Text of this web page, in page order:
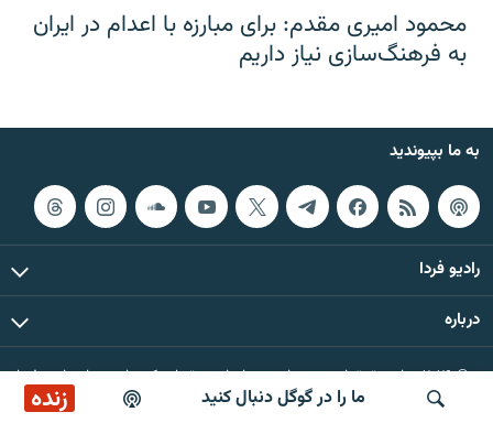
ما را در گوگل دنبال کنید زنده ساعت ۱۴
محمود امیری مقدم: برای مبارزه با اعدام در ایران
به فرهنگ‌سازی نیاز داریم
به ما بپیوندید
رادیو فردا
درباره
© ۲۰۲۶ تمام حقوق این وب‌سایت، بر اساس مقررات کپی‌رایت، برای رادیو فردا
محفوظ است.